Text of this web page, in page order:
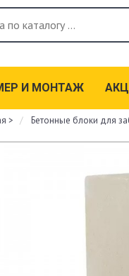
И МОНТАЖ
> Бетонные блоки для